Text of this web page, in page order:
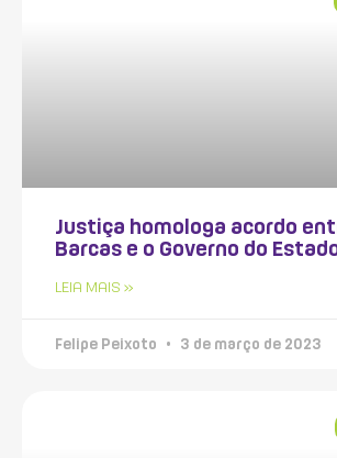
Justiça homologa acordo
Barcas e o Governo do
LEIA MAIS »
Felipe Peixoto 3 de março de 2023